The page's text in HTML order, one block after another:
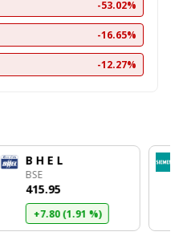
-53.02%
-16.65%
-12.27%
B H E L
BSE
₹415.95
+7.80 (1.91 %)